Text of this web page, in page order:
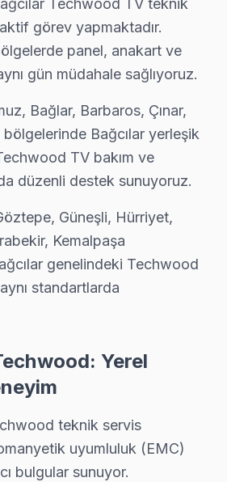
İlçelerde Techwood Servisi
Marka Servisleri
Techwood TV teknik
görev yapmaktadır.
panel, anakart ve
gün müdahale sağlıyoruz.
Bağlar, Barbaros, Çınar,
bölgelerinde Bağcılar yerleşik
TV bakım ve
düzenli destek sunuyoruz.
Güneşli, Hürriyet,
Kemalpaşa
genelindeki Techwood
standartlarda
Yerel
teknik servis
uyumluluk (EMC)
bulgular sunuyor.